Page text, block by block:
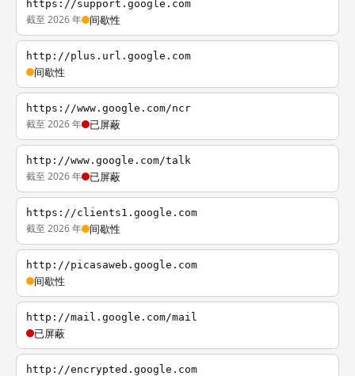
https://support.google.com
截至 2026 年 间歇性
http://plus.url.google.com
间歇性
https://www.google.com/ncr
截至 2026 年 已屏蔽
http://www.google.com/talk
截至 2026 年 已屏蔽
https://clients1.google.com
截至 2026 年 间歇性
http://picasaweb.google.com
间歇性
http://mail.google.com/mail
已屏蔽
http://encrypted.google.com